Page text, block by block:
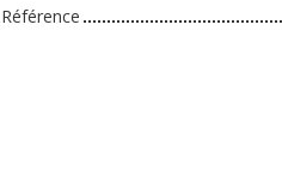
Référence